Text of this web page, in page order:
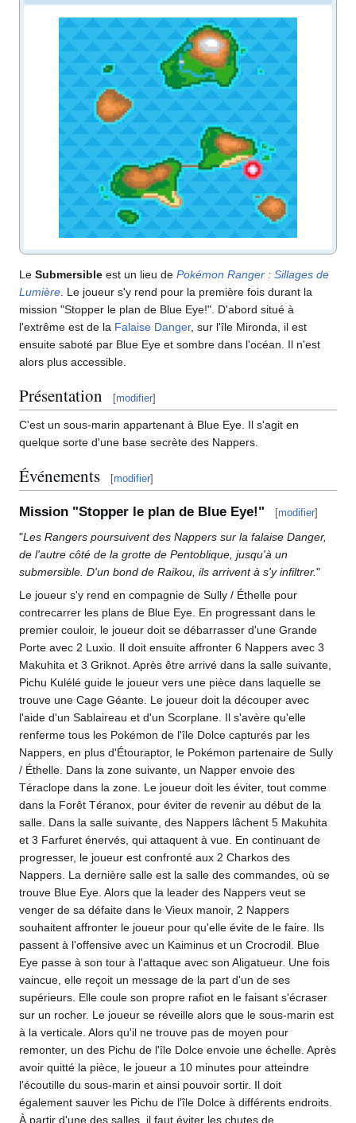
Le Submersible est un lieu de Pokémon Ranger : Sillages de
Lumière . Le joueur s'y rend pour la première fois durant la
mission "Stopper le plan de Blue Eye!". D'abord situé à
l'extrême est de la Falaise Danger, sur l'île Mironda, il est
ensuite saboté par Blue Eye et sombre dans l'océan. Il n'est
alors plus accessible.
Présentation [modifier]
C'est un sous-marin appartenant à Blue Eye. Il s'agit en
quelque sorte d'une base secrète des Nappers.
Événements [modifier]
Mission "Stopper le plan de Blue Eye!" [modifier]
"Les Rangers poursuivent des Nappers sur la falaise Danger,
de l'autre côté de la grotte de Pentoblique, jusqu'à un
submersible. D'un bond de Raikou, ils arrivent à s'y infiltrer."
Le joueur s'y rend en compagnie de Sully / Éthelle pour
contrecarrer les plans de Blue Eye. En progressant dans le
premier couloir, le joueur doit se débarrasser d'une Grande
Porte avec 2 Luxio. Il doit ensuite affronter 6 Nappers avec 3
Makuhita et 3 Griknot. Après être arrivé dans la salle suivante,
Pichu Kulélé guide le joueur vers une pièce dans laquelle se
trouve une Cage Géante. Le joueur doit la découper avec
l'aide d'un Sablaireau et d'un Scorplane. Il s'avère qu'elle
renferme tous les Pokémon de l'île Dolce capturés par les
Nappers, en plus d'Étouraptor, le Pokémon partenaire de Sully
/ Éthelle. Dans la zone suivante, un Napper envoie des
Téraclope dans la zone. Le joueur doit les éviter, tout comme
dans la Forêt Téranox, pour éviter de revenir au début de la
salle. Dans la salle suivante, des Nappers lâchent 5 Makuhita
et 3 Farfuret énervés, qui attaquent à vue. En continuant de
progresser, le joueur est confronté aux 2 Charkos des
Nappers. La dernière salle est la salle des commandes, où se
trouve Blue Eye. Alors que la leader des Nappers veut se
venger de sa défaite dans le Vieux manoir, 2 Nappers
souhaitent affronter le joueur pour qu'elle évite de le faire. Ils
passent à l'offensive avec un Kaiminus et un Crocrodil. Blue
Eye passe à son tour à l'attaque avec son Aligatueur. Une fois
vaincue, elle reçoit un message de la part d'un de ses
supérieurs. Elle coule son propre rafiot en le faisant s'écraser
sur un rocher. Le joueur se réveille alors que le sous-marin est
à la verticale. Alors qu'il ne trouve pas de moyen pour
remonter, un des Pichu de l'île Dolce envoie une échelle. Après
avoir quitté la pièce, le joueur a 10 minutes pour atteindre
l'écoutille du sous-marin et ainsi pouvoir sortir. Il doit
également sauver les Pichu de l'île Dolce à différents endroits.
À partir d'une des salles, il faut éviter les chutes de